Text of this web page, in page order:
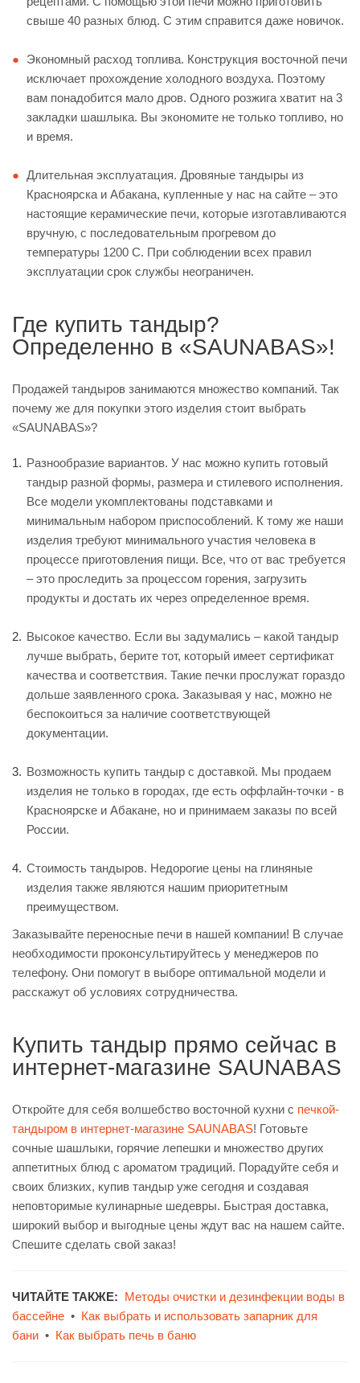
свыше 40 разных блюд. С этим справится даже новичок.
Экономный расход топлива. Конструкция восточной печи
исключает прохождение холодного воздуха. Поэтому
вам понадобится мало дров. Одного розжига хватит на 3
закладки шашлыка. Вы экономите не только топливо, но
и время.
Длительная эксплуатация. Дровяные тандыры из
Красноярска и Абакана, купленные у нас на сайте – это
настоящие керамические печи, которые изготавливаются
вручную, с последовательным прогревом до
температуры 1200 С. При соблюдении всех правил
эксплуатации срок службы неограничен.
Где купить тандыр?
Определенно в «SAUNABAS»!
Продажей тандыров занимаются множество компаний. Так
почему же для покупки этого изделия стоит выбрать
«SAUNABAS»?
Разнообразие вариантов. У нас можно купить готовый
тандыр разной формы, размера и стилевого исполнения.
Все модели укомплектованы подставками и
минимальным набором приспособлений. К тому же наши
изделия требуют минимального участия человека в
процессе приготовления пищи. Все, что от вас требуется
– это проследить за процессом горения, загрузить
продукты и достать их через определенное время.
Высокое качество. Если вы задумались – какой тандыр
лучше выбрать, берите тот, который имеет сертификат
качества и соответствия. Такие печки прослужат гораздо
дольше заявленного срока. Заказывая у нас, можно не
беспокоиться за наличие соответствующей
документации.
Возможность купить тандыр с доставкой. Мы продаем
изделия не только в городах, где есть оффлайн-точки - в
Красноярске и Абакане, но и принимаем заказы по всей
России.
Стоимость тандыров. Недорогие цены на глиняные
изделия также являются нашим приоритетным
преимуществом.
Заказывайте переносные печи в нашей компании! В случае
необходимости проконсультируйтесь у менеджеров по
телефону. Они помогут в выборе оптимальной модели и
расскажут об условиях сотрудничества.
Купить тандыр прямо сейчас в
интернет-магазине SAUNABAS
Откройте для себя волшебство восточной кухни с печкой-
тандыром в интернет-магазине SAUNABAS! Готовьте
сочные шашлыки, горячие лепешки и множество других
аппетитных блюд с ароматом традиций. Порадуйте себя и
своих близких, купив тандыр уже сегодня и создавая
неповторимые кулинарные шедевры. Быстрая доставка,
широкий выбор и выгодные цены ждут вас на нашем сайте.
Спешите сделать свой заказ!
ЧИТАЙТЕ ТАКЖЕ: Методы очистки и дезинфекции воды в
бассейне • Как выбрать и использовать запарник для
бани • Как выбрать печь в баню